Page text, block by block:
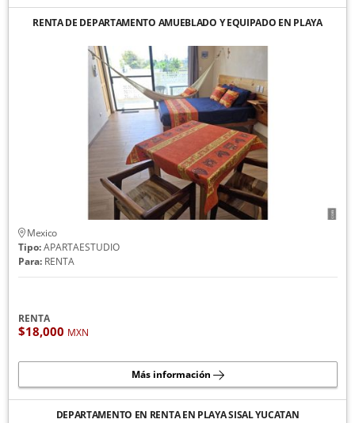
RENTA DE DEPARTAMENTO AMUEBLADO Y EQUIPADO EN PLAYA
Mexico
Tipo:APARTAESTUDIO
Para:RENTA
RENTA
$18,000 MXN
Más información
DEPARTAMENTO EN RENTA EN PLAYA SISAL YUCATAN